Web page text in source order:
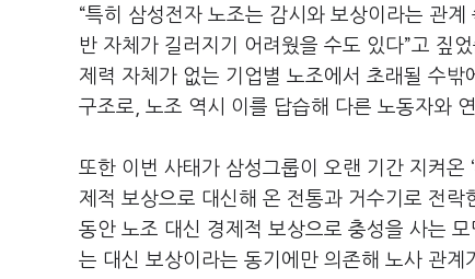
“특히 삼성전자 노조는 감시와 보상이라는 관계
반 자체가 길러지기 어려웠을 수도 있다”고 짚
제력 자체가 없는 기업별 노조에서 초래될 수밖
구조로
노조 역시 이를 답습해 다른 노동자와
또한 이번 사태가 삼성그룹이 오랜 기간 지켜온 ‘
제적 보상으로 대신해 온 전통과 거수기로 전
동안 노조 대신 경제적 보상으로 충성을 사는
는 대신 보상이라는 동기에만 의존해 노사 관계